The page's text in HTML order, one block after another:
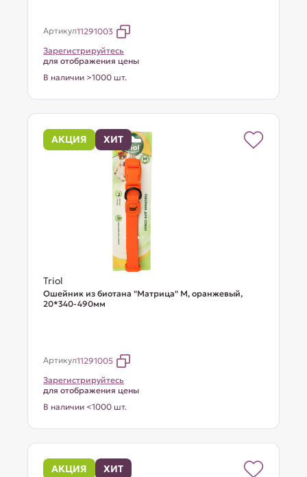
Артикул11291003
Зарегистрируйтесь
для отображения цены
В наличии >1000 шт.
АКЦИЯ ХИТ
Triol
Ошейник из биотана "Матрица" M, оранжевый,
20*340-490мм
Артикул11291005
Зарегистрируйтесь
для отображения цены
В наличии <1000 шт.
АКЦИЯ ХИТ